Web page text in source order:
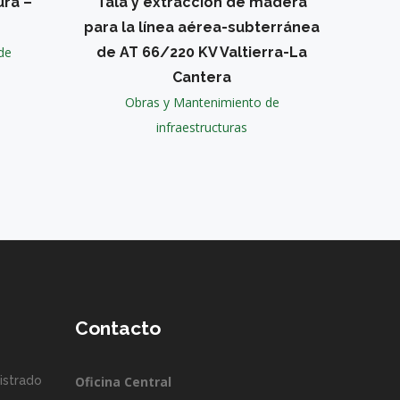
para la línea aérea-subterránea
de AT 66/220 KV Valtierra-La
Cantera
Obras y Mantenimiento de
infraestructuras
Contacto
Oficina Central